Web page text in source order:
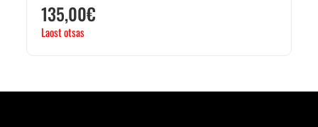
135,00€
Laost otsas